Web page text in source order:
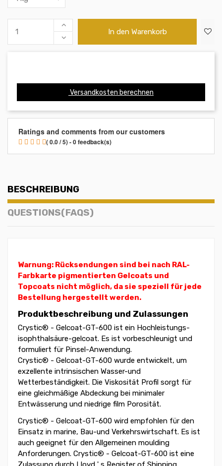
In den Warenkorb
Versandkosten berechnen
Ratings and comments from our customers
( 0.0 / 5) - 0 feedback(s)
BESCHREIBUNG
QUESTIONS(FAQS)
Warnung: Rücksendungen sind bei nach RAL-
Farbkarte pigmentierten Gelcoats und
Topcoats nicht möglich, da sie speziell für jede
Bestellung hergestellt werden.
Produktbeschreibung und Zulassungen
Crystic® - Gelcoat-GT-600 ist ein Hochleistungs-
isophthalsäure-gelcoat. Es ist vorbeschleunigt und
formuliert für Pinsel-Anwendung.
Crystic® - Gelcoat-GT-600 wurde entwickelt, um
exzellente intrinsischen Wasser-und
Wetterbeständigkeit. Die Viskosität Profil sorgt für
eine gleichmäßige Abdeckung bei minimaler
Entwässerung und niedrige film Porosität.
Crystic® - Gelcoat-GT-600 wird empfohlen für den
Einsatz in marine, Bau-und Verkehrswirtschaft. Es ist
auch geeignet für den Allgemeinen moulding
Anforderungen. Crystic® - Gelcoat-GT-600 ist eine